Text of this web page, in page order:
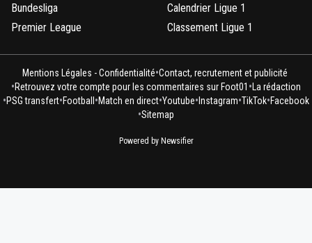
Bundesliga
Premier League
Calendrier Ligue 1
Classement Ligue 1
Mentions Légales - Confidentialité•Contact, recrutement et publicité
•Retrouvez votre compte pour les commentaires sur Foot01 •La rédaction
•PSG transfert•Football •Match en direct•Youtube• Instagram•TikTok•Facebook
•Sitemap
Powered by Newsifier